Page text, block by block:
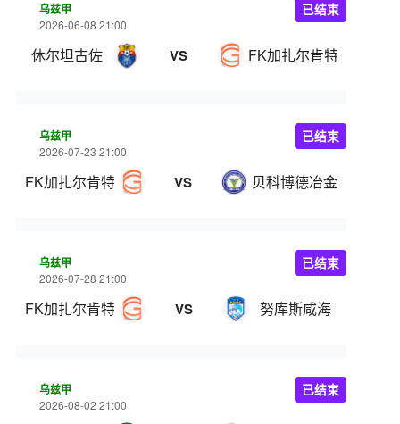
乌兹甲
2026-06-08 21:00
休尔坦古佐 VS FK加扎尔肯特
已结束
乌兹甲
2026-07-23 21:00
FK加扎尔肯特 VS 贝科博德冶金
已结束
乌兹甲
2026-07-28 21:00
FK加扎尔肯特 VS 努库斯咸海
已结束
乌兹甲
2026-08-02 21:00
已结束